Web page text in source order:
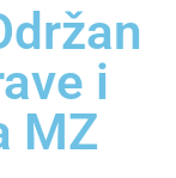
i
MZ